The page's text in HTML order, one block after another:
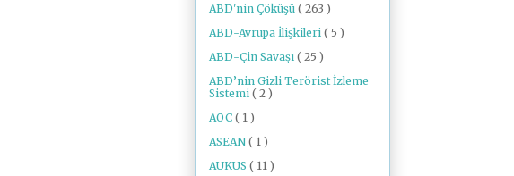
ABD'nin Çöküşü ( 263 )
ABD-Avrupa İlişkileri ( 5 )
ABD-Çin Savaşı ( 25 )
ABD’nin Gizli Terörist İzleme
Sistemi ( 2 )
AOC ( 1 )
ASEAN ( 1 )
AUKUS ( 11 )